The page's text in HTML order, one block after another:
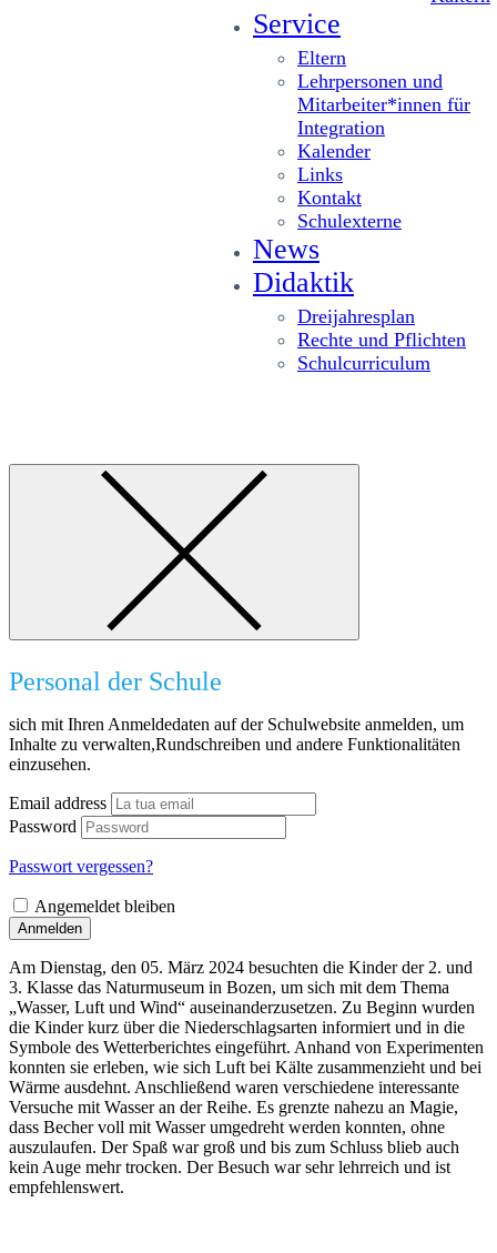
Service
Eltern
Lehrpersonen und
Mitarbeiter*innen für
Integration
Kalender
Links
Kontakt
Schulexterne
News
Didaktik
Dreijahresplan
Rechte und Pflichten
Schulcurriculum
Personal der Schule
sich mit Ihren Anmeldedaten auf der Schulwebsite anmelden, um
Inhalte zu verwalten,Rundschreiben und andere Funktionalitäten
einzusehen.
Email address
Password
Passwort vergessen?
Angemeldet bleiben
Anmelden
Am Dienstag, den 05. März 2024 besuchten die Kinder der 2. und
3. Klasse das Naturmuseum in Bozen, um sich mit dem Thema
„Wasser, Luft und Wind“ auseinanderzusetzen. Zu Beginn wurden
die Kinder kurz über die Niederschlagsarten informiert und in die
Symbole des Wetterberichtes eingeführt. Anhand von Experimenten
konnten sie erleben, wie sich Luft bei Kälte zusammenzieht und bei
Wärme ausdehnt. Anschließend waren verschiedene interessante
Versuche mit Wasser an der Reihe. Es grenzte nahezu an Magie,
dass Becher voll mit Wasser umgedreht werden konnten, ohne
auszulaufen. Der Spaß war groß und bis zum Schluss blieb auch
kein Auge mehr trocken. Der Besuch war sehr lehrreich und ist
empfehlenswert.